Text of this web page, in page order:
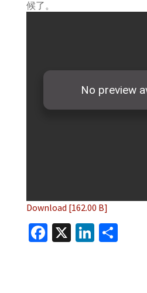
候了。
Download [162.00 B]
Facebook
X